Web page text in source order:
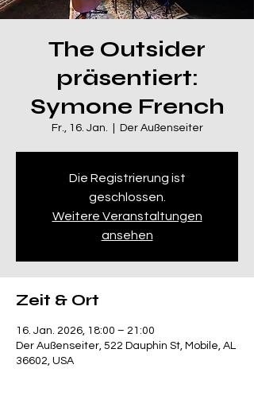
The Outsider
präsentiert:
Symone French
Fr., 16. Jan. Der Außenseiter
Die Registrierung ist
geschlossen.
Weitere Veranstaltungen
ansehen
Zeit & Ort
16. Jan. 2026, 18:00 – 21:00
Der Außenseiter, 522 Dauphin St, Mobile, AL
36602, USA